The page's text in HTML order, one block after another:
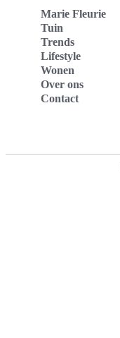
Marie Fleurie
Tuin
Trends
Lifestyle
Wonen
Over ons
Contact